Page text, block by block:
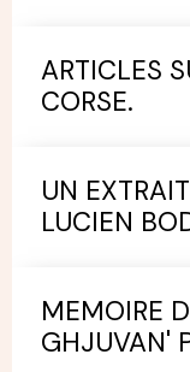
ARTICLES
CORSE.
UN
LUCIEN
MEMOIRE
GHJUVAN'